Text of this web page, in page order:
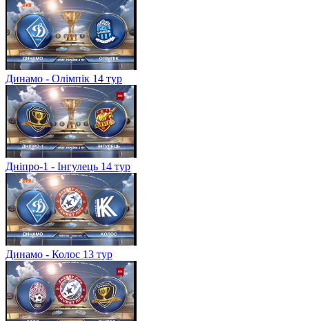
Динамо - Олімпік 14 тур
Дніпро-1 - Інгулець 14 тур
Динамо - Колос 13 тур